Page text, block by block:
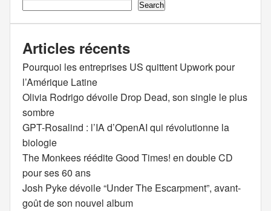
Search
Articles récents
Pourquoi les entreprises US quittent Upwork pour
l’Amérique Latine
Olivia Rodrigo dévoile Drop Dead, son single le plus
sombre
GPT-Rosalind : l’IA d’OpenAI qui révolutionne la
biologie
The Monkees réédite Good Times! en double CD
pour ses 60 ans
Josh Pyke dévoile “Under The Escarpment”, avant-
goût de son nouvel album